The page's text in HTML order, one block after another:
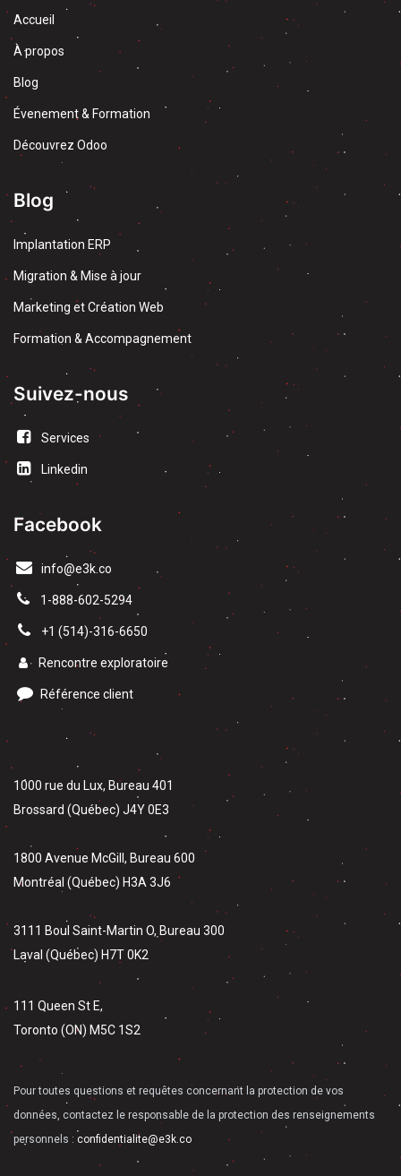
Facebook
info@e3k.co
1-888-602-5294
​+1 (514)-316-6650
Rencontre exploratoire
Référence client
1000 rue du Lux, Bureau 401
Brossard (Québec) J4Y 0E3
1800 Avenue McGill, Bureau 600
Montréal (Québec) H3A 3J6
3111 Boul Saint-Martin O, Bureau 300
Laval (Québec) H7T 0K2
111 Queen St E,
Toronto (ON) M5C 1S2
Pour toutes questions et requêtes concernant la protection de vos
données, contactez le responsable de la protection des renseignements
personnels : confidentialite@e3k.co
Suivez-nous
Services
Linkedin
Blog
Implantation ERP
Migration & Mise à jour
Marketing et Création Web
Formation & Accompagnement
Accueil
À propos
Blog
Évenement & Formation
Découvrez Odoo